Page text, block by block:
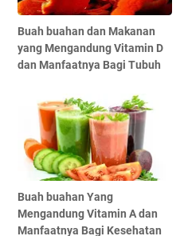
Buah buahan dan Makanan
yang Mengandung Vitamin D
dan Manfaatnya Bagi Tubuh
Buah buahan Yang
Mengandung Vitamin A dan
Manfaatnya Bagi Kesehatan